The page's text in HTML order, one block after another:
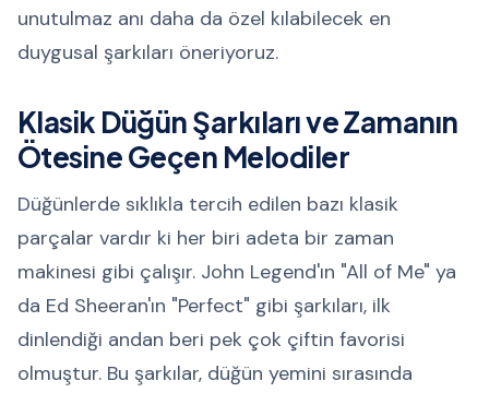
unutulmaz anı daha da özel kılabilecek en
duygusal şarkıları öneriyoruz.
Klasik Düğün Şarkıları ve Zamanın
Ötesine Geçen Melodiler
Düğünlerde sıklıkla tercih edilen bazı klasik
parçalar vardır ki her biri adeta bir zaman
makinesi gibi çalışır. John Legend'ın "All of Me" ya
da Ed Sheeran'ın "Perfect" gibi şarkıları, ilk
dinlendiği andan beri pek çok çiftin favorisi
olmuştur. Bu şarkılar, düğün yemini sırasında